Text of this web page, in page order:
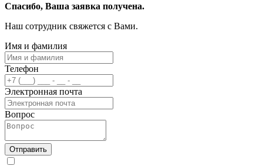
Спасибо, Ваша заявка получена.
Наш сотрудник свяжется с Вами.
Имя и фамилия
Телефон
Электронная почта
Вопрос
Отправить